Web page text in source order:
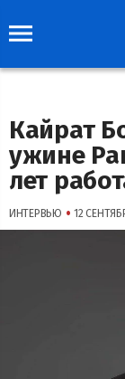
Кайрат
ужине
лет
ИНТЕРВЬЮ • 12